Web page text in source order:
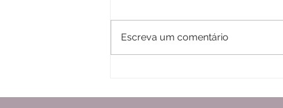
Escreva um comentário